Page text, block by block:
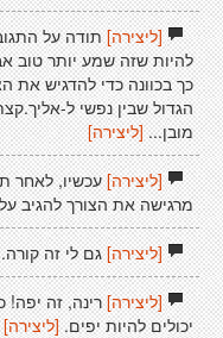
[ליצירה]תודה על
להיות שזה שמע יותר טוב
כך בכוונה כדי להדגיש את
הגדול שבין נפשי ל-
מובן... [ליצירה]
[ליצירה]עכשיו, לאחר
מרגישה את הצורך להגיב
[ליצירה]גם לי זה
[ליצירה]רינה, זה יפה!
יכולים להיות יפים. [ליצירה]